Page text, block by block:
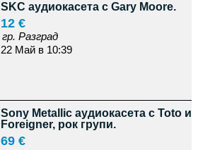
SKC аудиокасета с Gary Moore.
12 €
гр. Разград
22 Май в 10:39
Sony Metallic аудиокасета с Toto и
Foreigner, рок групи.
69 €